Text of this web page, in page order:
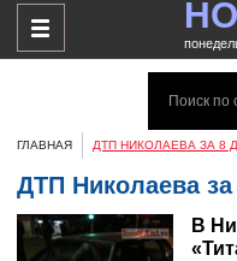
ГЛАВНАЯ ДТП НИКОЛАЕВА ЗА 8
ДТП Николаева
В